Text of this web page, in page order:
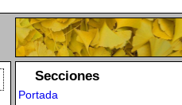
Secciones
Portada